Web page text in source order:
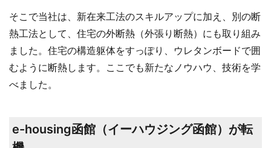
そこで当社は、新在来工法のスキルアップに加え、別の断
熱工法として、住宅の外断熱（外張り断熱）にも取り組み
ました。住宅の構造躯体をすっぽり、ウレタンボードで囲
むように断熱します。ここでも新たなノウハウ、技術を学
べました。
e-housing函館（イーハウジング函館）が転